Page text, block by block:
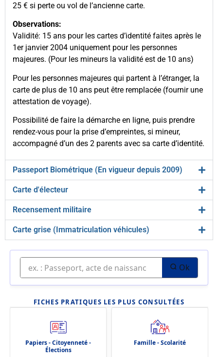
25 € si perte ou vol de l’ancienne carte.
Observations:
Validité: 15 ans pour les cartes d’identité faites après le
1er janvier 2004 uniquement pour les personnes
majeures. (Pour les mineurs la validité est de 10 ans)
Pour les personnes majeures qui partent à l’étranger, la
carte de plus de 10 ans peut être remplacée (fournir une
attestation de voyage).
Possibilité de faire la démarche en ligne, puis prendre
rendez-vous pour la prise d’empreintes, si mineur,
accompagné d’un des 2 parents avec sa carte d’identité.
Passeport Biométrique (En vigueur depuis 2009)
Carte d'électeur
Recensement militaire
Carte grise (Immatriculation véhicules)
Ok
FICHES PRATIQUES LES PLUS CONSULTÉES
Papiers - Citoyenneté -
Élections
Famille - Scolarité